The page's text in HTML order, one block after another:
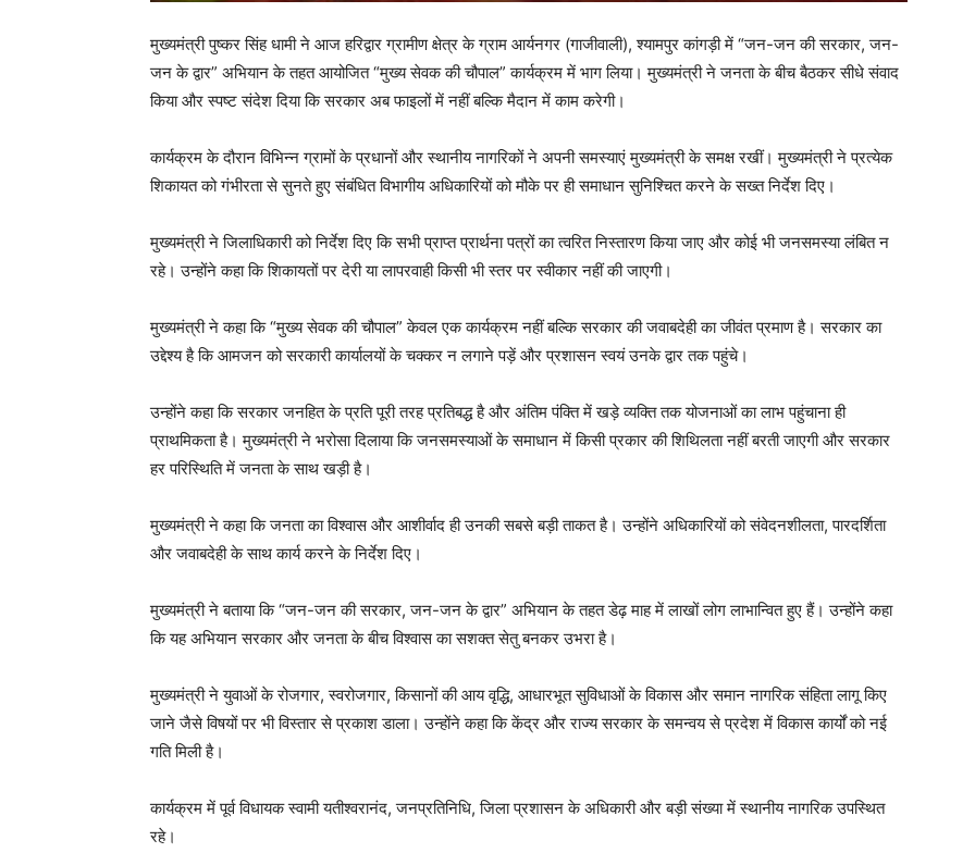
मुख्यमंत्री पुष्कर सिंह धामी ने आज हरिद्वार ग्रामीण क्षेत्र के ग्राम आर्यनगर (गाजीवाली), श्यामपुर कांगड़ी में “जन-जन की सरकार, जन-
जन के द्वार” अभियान के तहत आयोजित “मुख्य सेवक की चौपाल” कार्यक्रम में भाग लिया। मुख्यमंत्री ने जनता के बीच बैठकर सीधे संवाद
किया और स्पष्ट संदेश दिया कि सरकार अब फाइलों में नहीं बल्कि मैदान में काम करेगी।
कार्यक्रम के दौरान विभिन्न ग्रामों के प्रधानों और स्थानीय नागरिकों ने अपनी समस्याएं मुख्यमंत्री के समक्ष रखीं। मुख्यमंत्री ने प्रत्येक
शिकायत को गंभीरता से सुनते हुए संबंधित विभागीय अधिकारियों को मौके पर ही समाधान सुनिश्चित करने के सख्त निर्देश दिए।
मुख्यमंत्री ने जिलाधिकारी को निर्देश दिए कि सभी प्राप्त प्रार्थना पत्रों का त्वरित निस्तारण किया जाए और कोई भी जनसमस्या लंबित न
रहे। उन्होंने कहा कि शिकायतों पर देरी या लापरवाही किसी भी स्तर पर स्वीकार नहीं की जाएगी।
मुख्यमंत्री ने कहा कि “मुख्य सेवक की चौपाल” केवल एक कार्यक्रम नहीं बल्कि सरकार की जवाबदेही का जीवंत प्रमाण है। सरकार का
उद्देश्य है कि आमजन को सरकारी कार्यालयों के चक्कर न लगाने पड़ें और प्रशासन स्वयं उनके द्वार तक पहुंचे।
उन्होंने कहा कि सरकार जनहित के प्रति पूरी तरह प्रतिबद्ध है और अंतिम पंक्ति में खड़े व्यक्ति तक योजनाओं का लाभ पहुंचाना ही
प्राथमिकता है। मुख्यमंत्री ने भरोसा दिलाया कि जनसमस्याओं के समाधान में किसी प्रकार की शिथिलता नहीं बरती जाएगी और सरकार
हर परिस्थिति में जनता के साथ खड़ी है।
मुख्यमंत्री ने कहा कि जनता का विश्वास और आशीर्वाद ही उनकी सबसे बड़ी ताकत है। उन्होंने अधिकारियों को संवेदनशीलता, पारदर्शिता
और जवाबदेही के साथ कार्य करने के निर्देश दिए।
मुख्यमंत्री ने बताया कि “जन-जन की सरकार, जन-जन के द्वार” अभियान के तहत डेढ़ माह में लाखों लोग लाभान्वित हुए हैं। उन्होंने कहा
कि यह अभियान सरकार और जनता के बीच विश्वास का सशक्त सेतु बनकर उभरा है।
मुख्यमंत्री ने युवाओं के रोजगार, स्वरोजगार, किसानों की आय वृद्धि, आधारभूत सुविधाओं के विकास और समान नागरिक संहिता लागू किए
जाने जैसे विषयों पर भी विस्तार से प्रकाश डाला। उन्होंने कहा कि केंद्र और राज्य सरकार के समन्वय से प्रदेश में विकास कार्यों को नई
गति मिली है।
कार्यक्रम में पूर्व विधायक स्वामी यतीश्वरानंद, जनप्रतिनिधि, जिला प्रशासन के अधिकारी और बड़ी संख्या में स्थानीय नागरिक उपस्थित
रहे।